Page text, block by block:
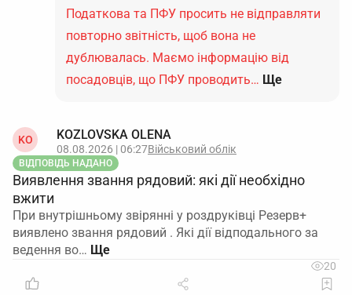
Податкова та ПФУ просить не відправляти
повторно звітність, щоб вона не
дублювалась. Маємо інформацію від
посадовців, що ПФУ проводить… Ще
KO KOZLOVSKA OLENA
08.08.2026 | 06:27Військовий облік
ВІДПОВІДЬ НАДАНО
Виявлення звання рядовий: які дії необхідно
вжити
При внутрішньому звірянні у роздруківці Резерв+
виявлено звання рядовий . Які дії відподального за
ведення во…
20